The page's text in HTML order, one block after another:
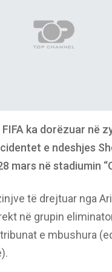
ka dorëzuar në
e ndeshjes
mars në stadiumin
të drejtuar nga
në grupin
e mbushura